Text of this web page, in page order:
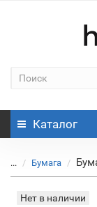
Каталог
... Бумага
Нет в наличии